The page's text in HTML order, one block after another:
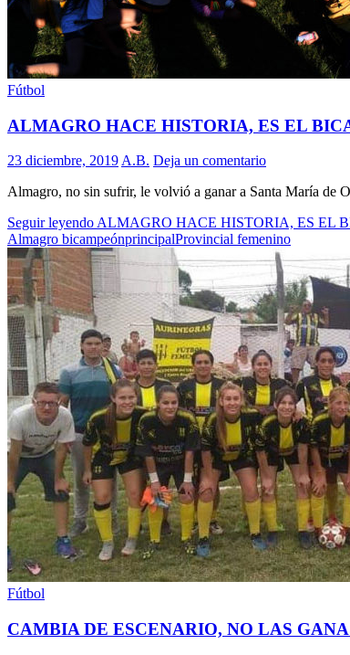
Fútbol
ALMAGRO HACE HISTORIA, ES EL
23 diciembre, 2019 A.B. Deja un comentario
Almagro, no sin sufrir, le volvió a ganar a Santa María de
Seguir leyendo ALMAGRO HACE HISTORIA, ES EL
Almagro bicampeónprincipalProvincial femenino
Fútbol
CAMBIA DE ESCENARIO, NO LAS